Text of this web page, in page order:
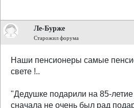
Ле-Бурже
Старожил форума
Наши пенсионеры самые
свете !..
"Дедушке подарили на 85-летие
сначала не очень был рад